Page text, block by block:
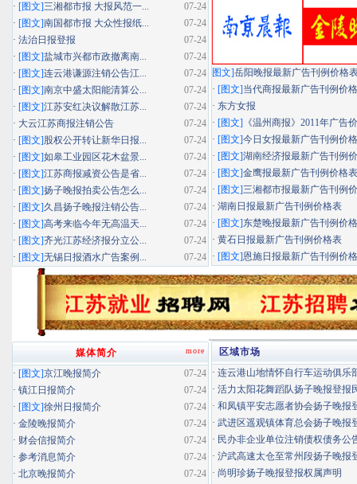
图文]岳阳晚报最新广告刊例价格
· [图文]当代商报最新广告刊例价
· 东方女报
· [图文] 《温州商报》2011年广告
· [图文]今日女报最新广告刊例价
· [图文]湖南经济报最新广告刊例
· [图文]金鹰报最新广告刊例价格表
· [图文]三湘都市报最新广告刊例
· 湖南日报最新广告刊例价格表
· [图文]东楚晚报最新广告刊例价
· 黄石日报最新广告刊例价格表
· [图文]恩施日报最新广告刊例价
07-24
· [图文]三湘都市报 大报风范一...
07-24
· [图文]南国都市报 大众性报纸...
07-24
· 法治日报登报
07-24
· [图文]盐城市兴都市政撤离南...
07-24
· [图文]连云港谦源注销公告江...
07-24
· [图文]南京中盛太阳能清算公...
07-24
· [图文]江苏安红决议解散江苏...
07-24
· 大云江苏商报注销公告
07-24
· [图文]股权公开转让新华日报...
07-24
· [图文]如皋工业园区花木盆景...
07-24
· [图文]江苏商报减资公告是省...
07-24
· [图文]扬子晚报拍卖公告怎么...
07-24
· [图文]久昌扬子晚报注销公告...
07-24
· [图文]高考来临今年无高温天...
07-24
· [图文]齐光江苏经济报分立公...
07-24
· [图文]无锡日报酒水广告案例...
区域市场
· 连云港山地情怀自行车运动俱乐
· 活力太阳花舞蹈队扬子晚报登报
· 和凤镇平安志愿者协会扬子晚报
· 武进区遥观镇体育总会扬子晚报
· 民办非企业单位注销债权债务公
· 沪武高速太仓至常州段扬子晚报
· 尚明珍扬子晚报登报权属声明
more
媒体简介
07-24
· [图文]京江晚报简介
07-24
· 镇江日报简介
07-24
· [图文]徐州日报简介
07-24
· 金陵晚报简介
07-24
· 财会信报简介
07-24
· 参考消息简介
07-24
· 北京晚报简介